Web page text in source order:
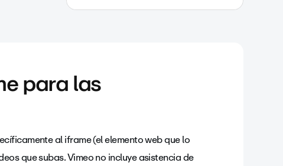
para las
al iframe (el elemento web que lo
que subas. Vimeo no incluye asistencia de